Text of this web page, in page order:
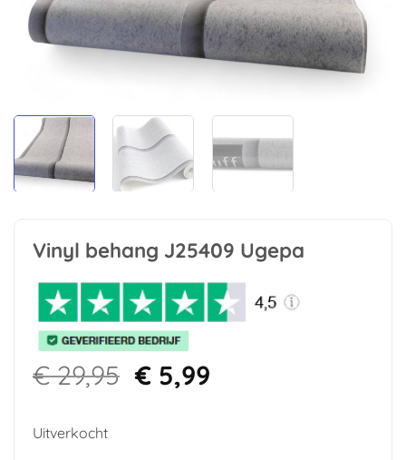
Vinyl behang J25409 Ugepa
€29,95 Oorspronkelijke
prijs
€5,99Huidige
Uitverkocht